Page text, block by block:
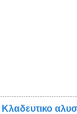
Κλαδευτικο